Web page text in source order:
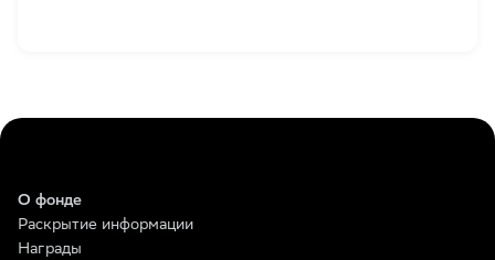
О фонде
Раскрытие информации
Награды